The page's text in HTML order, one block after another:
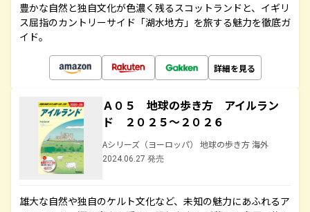
豊かな自然と独自文化が色濃く残るスコットランドと、イギリ
ス屈指のカントリーサイド「湖水地方」を旅する魅力を徹底ガ
イド。
詳細を見る
Ａ０５ 地球の歩き方 アイルラン
ド ２０２５～２０２６
Aシリーズ（ヨーロッパ） 地球の歩き方 海外
2024.06.27 発売
雄大な自然や独自のケルト文化など、未知の魅力にあふれるア